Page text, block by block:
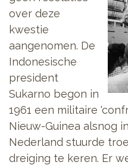
over deze
kwestie
aangenomen. De
Indonesische
president
Sukarno begon in
1961 een militaire
Nieuw-Guinea alsnog
Nederland stuurde
dreiging te keren. Er